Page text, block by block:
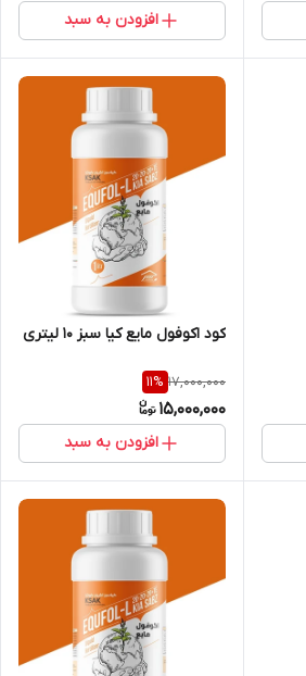
افزودن به سبد
کود اکوفول مایع کیا سبز 10 لیتری
17,000,000
11%
15,000,000
افزودن به سبد